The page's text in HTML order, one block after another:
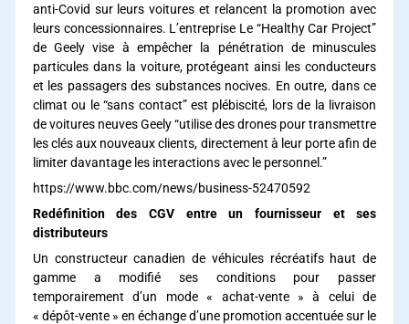
anti-Covid sur leurs voitures et relancent la promotion avec
leurs concessionnaires. L’entreprise Le “Healthy Car Project”
de Geely vise à empêcher la pénétration de minuscules
particules dans la voiture, protégeant ainsi les conducteurs
et les passagers des substances nocives. En outre, dans ce
climat ou le “sans contact” est plébiscité, lors de la livraison
de voitures neuves Geely “utilise des drones pour transmettre
les clés aux nouveaux clients, directement à leur porte afin de
limiter davantage les interactions avec le personnel.”
https://www.bbc.com/news/business-52470592
Redéfinition des CGV entre un fournisseur et ses
distributeurs
Un constructeur canadien de véhicules récréatifs haut de
gamme a modifié ses conditions pour passer
temporairement d’un mode « achat-vente » à celui de
« dépôt-vente » en échange d’une promotion accentuée sur le